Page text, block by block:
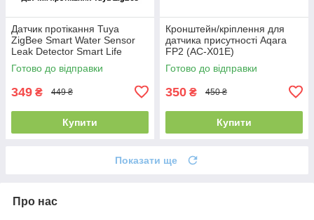
Датчик протікання Tuya
ZigBee Smart Water Sensor
Leak Detector Smart Life
Готово до відправки
349 ₴ 449 ₴
Купити
Кронштейн/кріплення для
датчика присутності Aqara
FP2 (AC-X01E)
Готово до відправки
350 ₴ 450 ₴
Купити
Показати ще
Про нас